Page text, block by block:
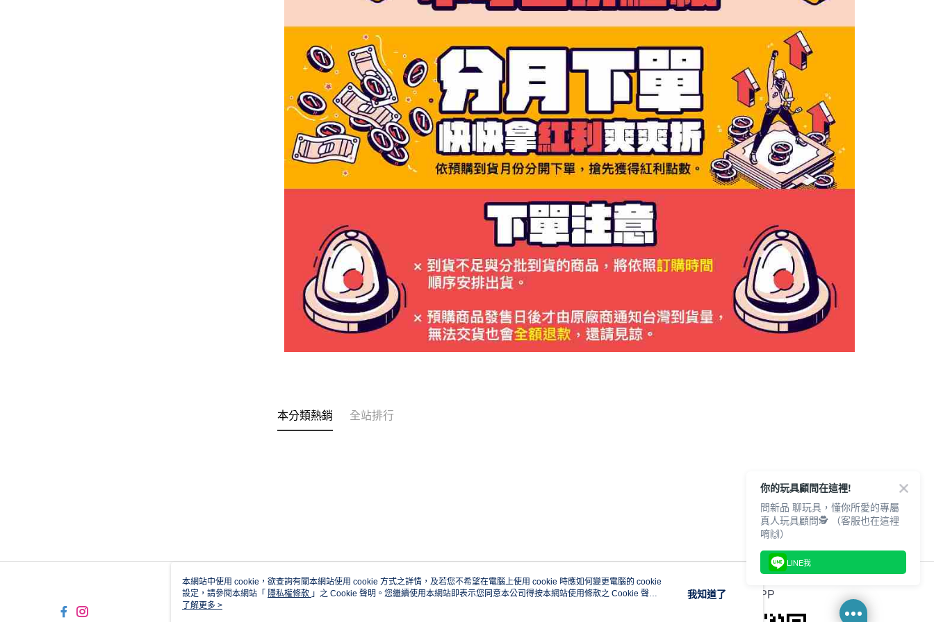
本分類熱銷 全站排行
關於我們 客服資訊 官方APP
本網站中使用 cookie，欲查詢有關本網站使用 cookie 方式之詳情，及若您不希望在電腦上使用 cookie 時應如何變更電腦的 cookie
設定，請參閱本網站「 隱私權條款 」之 Cookie 聲明。您繼續使用本網站即表示您同意本公司得按本網站使用條款之 Cookie 聲明
使用 cookie。
了解更多 >
我知道了
你的玩具顧問在這裡!
問新品 聊玩具，懂你所愛的專屬
真人玩具顧問🕵️ （客服也在這裡
唷🙌）
LINE我